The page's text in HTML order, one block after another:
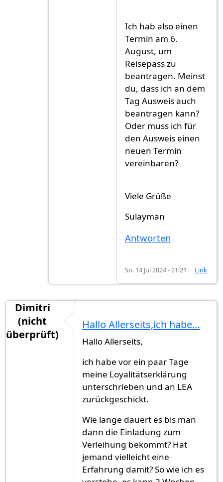
Ich hab also einen
Termin am 6.
August, um
Reisepass zu
beantragen. Meinst
du, dass ich an dem
Tag Ausweis auch
beantragen kann?
Oder muss ich für
den Ausweis einen
neuen Termin
vereinbaren?
Viele Grüße
Sulayman
Antworten
So. 14 Jul 2024 - 21:21 Link
Dimitri
(nicht
überprüft)
Hallo Allerseits,ich habe…
Hallo Allerseits,
ich habe vor ein paar Tage
meine Loyalitätserklärung
unterschrieben und an LEA
zurückgeschickt.
Wie lange dauert es bis man
dann die Einladung zum
Verleihung bekommt? Hat
jemand vielleicht eine
Erfahrung damit? So wie ich es